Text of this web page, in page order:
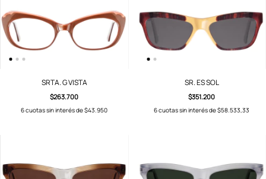
SRTA. G VISTA
$263.700
6cuotas sin interés de$43.950
SR. ES SOL
$351.200
6cuotas sin interés de$58.533,33